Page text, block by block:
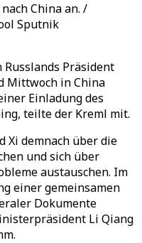
China an. /
Sputnik
Präsident
Mittwoch in China
Einladung des
teilte der Kreml mit.
Xi demnach über die
und sich über
austauschen. Im
einer gemeinsamen
Dokumente
Li Qiang